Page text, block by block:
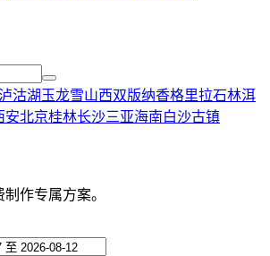
泸沽湖 玉龙雪山西双版纳香格里拉石林洱
安北京桂林长沙三亚海南白沙古镇
作专属方案。